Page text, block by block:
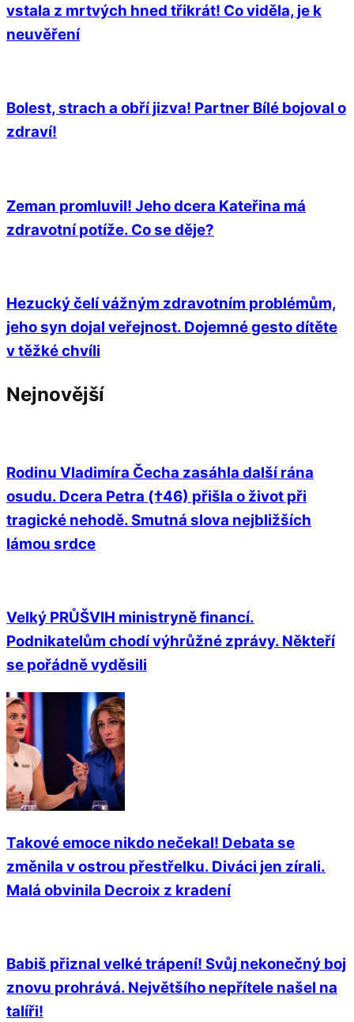
vstala z mrtvých hned třikrát! Co viděla, je k
neuvěření
Bolest, strach a obří jizva! Partner Bílé bojoval o
zdraví!
Zeman promluvil! Jeho dcera Kateřina má
zdravotní potíže. Co se děje?
Hezucký čelí vážným zdravotním problémům,
jeho syn dojal veřejnost. Dojemné gesto dítěte
v těžké chvíli
Nejnovější
Rodinu Vladimíra Čecha zasáhla další rána
osudu. Dcera Petra (†46) přišla o život při
tragické nehodě. Smutná slova nejbližších
lámou srdce
Velký PRŮŠVIH ministryně financí.
Podnikatelům chodí výhrůžné zprávy. Někteří
se pořádně vyděsili
Takové emoce nikdo nečekal! Debata se
změnila v ostrou přestřelku. Diváci jen zírali.
Malá obvinila Decroix z kradení
Babiš přiznal velké trápení! Svůj nekonečný boj
znovu prohrává. Největšího nepřítele našel na
talíři!